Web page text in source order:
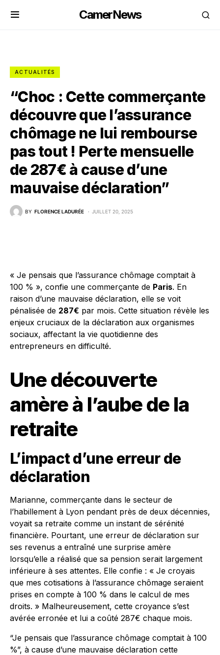
CamerNews
ACTUALITÉS
“Choc : Cette commerçante
découvre que l’assurance
chômage ne lui rembourse
pas tout ! Perte mensuelle
de 287€ à cause d’une
mauvaise déclaration”
BY FLORENCE LADURÉE JUILLET 20, 2025
« Je pensais que l’assurance chômage comptait à
100 % », confie une commerçante de Paris. En
raison d’une mauvaise déclaration, elle se voit
pénalisée de 287€ par mois. Cette situation révèle les
enjeux cruciaux de la déclaration aux organismes
sociaux, affectant la vie quotidienne des
entrepreneurs en difficulté.
Une découverte
amère à l’aube de la
retraite
L’impact d’une erreur de
déclaration
Marianne, commerçante dans le secteur de
l’habillement à Lyon pendant près de deux décennies,
voyait sa retraite comme un instant de sérénité
financière. Pourtant, une erreur de déclaration sur
ses revenus a entraîné une surprise amère
lorsqu’elle a réalisé que sa pension serait largement
inférieure à ses attentes. Elle confie : « Je croyais
que mes cotisations à l’assurance chômage seraient
prises en compte à 100 % dans le calcul de mes
droits. » Malheureusement, cette croyance s’est
avérée erronée et lui a coûté 287€ chaque mois.
“Je pensais que l’assurance chômage comptait à 100
%”, à cause d’une mauvaise déclaration cette